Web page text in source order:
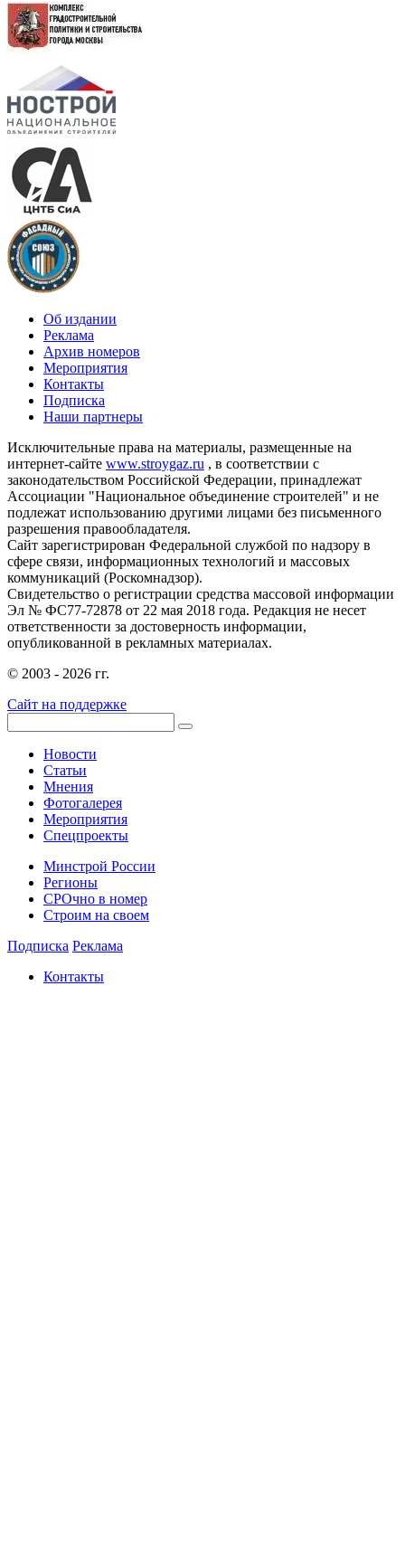
Об издании
Реклама
Архив номеров
Мероприятия
Контакты
Подписка
Наши партнеры
Исключительные права на материалы, размещенные на
интернет-сайте www.stroygaz.ru , в соответствии с
законодательством Российской Федерации, принадлежат
Ассоциации "Национальное объединение строителей" и не
подлежат использованию другими лицами без письменного
разрешения правообладателя.
Сайт зарегистрирован Федеральной службой по надзору в
сфере связи, информационных технологий и массовых
коммуникаций (Роскомнадзор).
Свидетельство о регистрации средства массовой информации
Эл № ФС77-72878 от 22 мая 2018 года. Редакция не несет
ответственности за достоверность информации,
опубликованной в рекламных материалах.
© 2003 - 2026 гг.
Сайт на поддержке
Новости
Статьи
Мнения
Фотогалерея
Мероприятия
Спецпроекты
Минстрой России
Регионы
СРОчно в номер
Строим на своем
Подписка Реклама
Контакты